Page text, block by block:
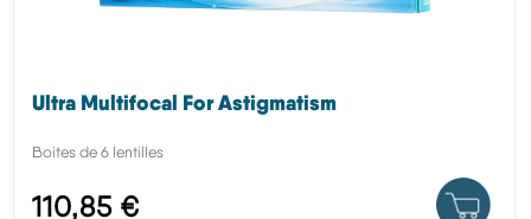
Ultra Multifocal For Astigmatism
Boites de 6 lentilles
110,85 €